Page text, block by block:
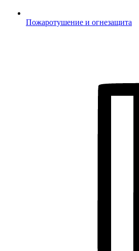
Пожаротушение и огнезащита